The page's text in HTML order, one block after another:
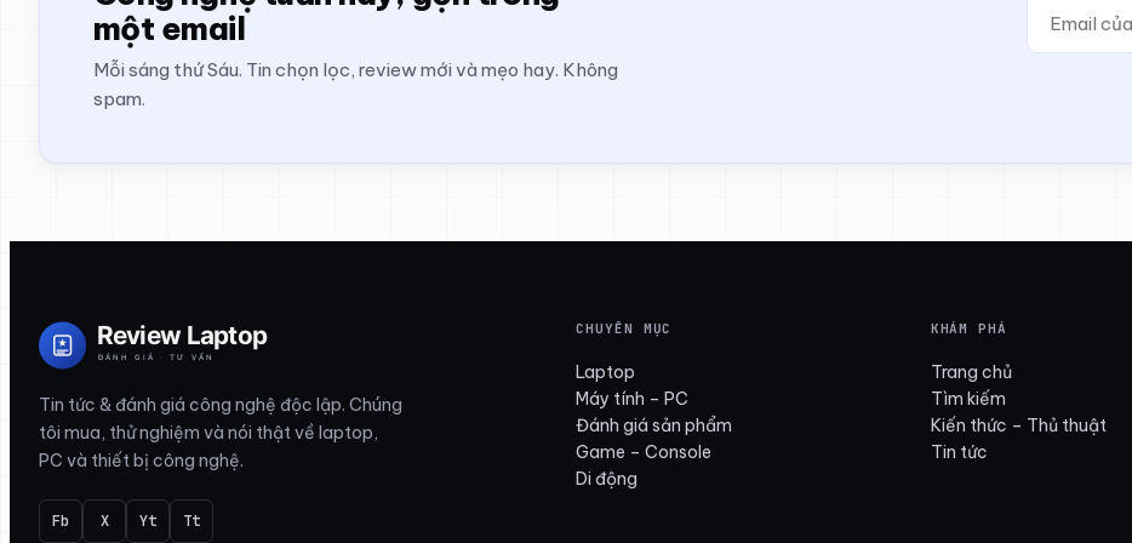
một email
Mỗi sáng thứ Sáu. Tin chọn lọc, review mới và mẹo hay. Không
spam.
Tin tức & đánh giá công nghệ độc lập. Chúng
tôi mua, thử nghiệm và nói thật về laptop,
PC và thiết bị công nghệ.
Fb X Yt Tt
CHUYÊN MỤC
Laptop
Máy tính – PC
Đánh giá sản phẩm
Game – Console
Di động
KHÁM PHÁ
Trang chủ
Tìm kiếm
Kiến thức – Thủ thuật
Tin tức